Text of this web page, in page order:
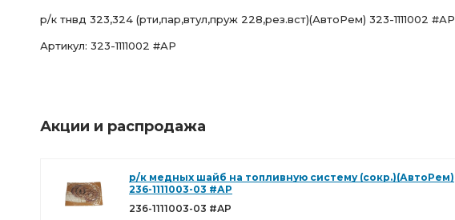
р/к тнвд 323,324 (рти,пар,втул,пруж 228,рез.вст)(АвтоРем) 323-1111002 #АР
Артикул: 323-1111002 #АР
Акции и распродажа
р/к медных шайб на топливную систему (сокр.)(АвтоРем)
236-1111003-03 #АР
236-1111003-03 #АР